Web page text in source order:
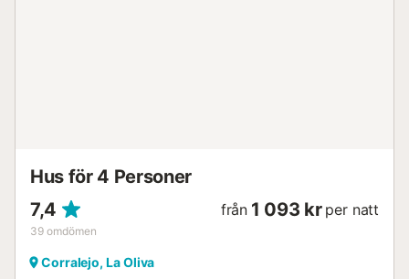
Hus för 4 Personer
7,4
39 omdömen
från 1 093 kr per natt
Corralejo, La Oliva